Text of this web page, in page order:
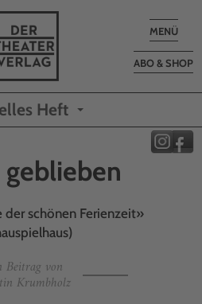
Toggle
MENÜ
ABO & SHOP
Heft
der schönen Ferienzeit»
Beitrag von
Krumbholz